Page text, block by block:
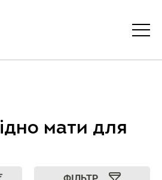
мати для